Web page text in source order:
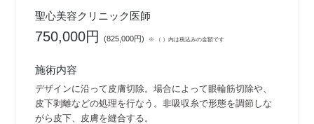
聖心美容クリニック医師
750,000円(825,000円) ※ （ ）内は税込みの金額です
施術内容
デザインに沿って皮膚切除。場合によって眼輪筋切除や、
皮下剥離などの処理を行なう。非吸収糸で形態を調節しな
がら皮下、皮膚を縫合する。